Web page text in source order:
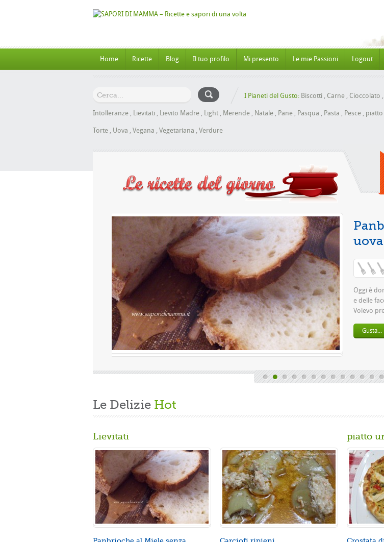
Home Ricette Blog Il tuo profilo Mi presento Le mie Passioni Logout
I Pianeti del Gusto: Biscotti , Carne , Cioccolato ,
Intolleranze , Lievitati , Lievito Madre , Light , Merende , Natale , Pane , Pasqua , Pasta , Pesce ,
Torte , Uova , Vegana , Vegetariana , Verdure
al Miele senza
quindi finita la fatica del lavoro settimanale
di casa, mi dedico alla mia grande passione.
un panbrioche salutare per la ...
Le Delizie Hot
Lievitati piatto